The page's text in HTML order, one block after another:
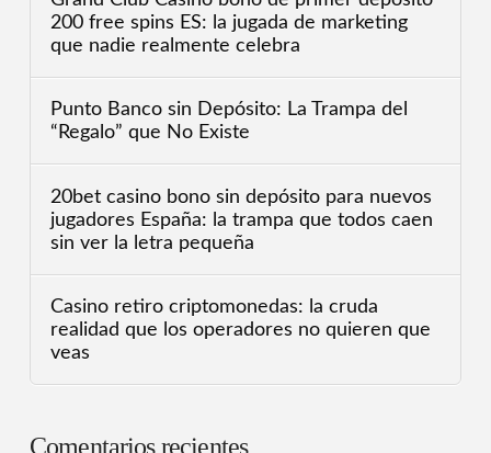
200 free spins ES: la jugada de marketing
que nadie realmente celebra
Punto Banco sin Depósito: La Trampa del
“Regalo” que No Existe
20bet casino bono sin depósito para nuevos
jugadores España: la trampa que todos caen
sin ver la letra pequeña
Casino retiro criptomonedas: la cruda
realidad que los operadores no quieren que
veas
Comentarios recientes